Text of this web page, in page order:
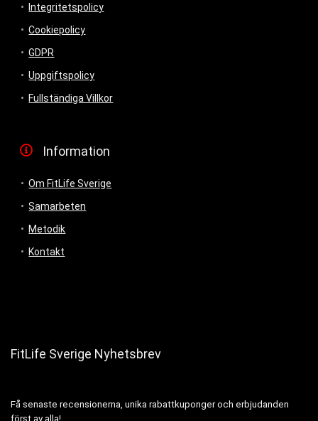
Integritetspolicy
Cookiepolicy
GDPR
Uppgiftspolicy
Fullständiga Villkor
Information
Om FitLife Sverige
Samarbeten
Metodik
Kontakt
FitLife Sverige Nyhetsbrev
Få senaste recensionerna, unika rabattkuponger och erbjudanden
först av alla!